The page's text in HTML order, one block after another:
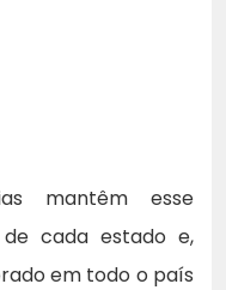
mantêm esse
cada estado e,
em todo o país